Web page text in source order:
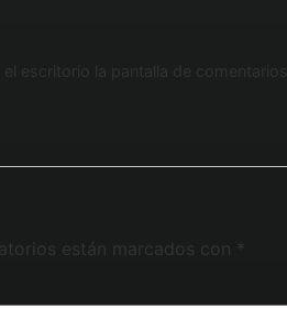
escritorio la pantalla de comentarios.
están marcados con *